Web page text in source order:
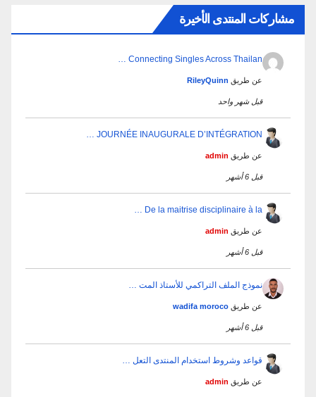
مشاركات المنتدى الأخيرة
Connecting Singles Across Thailan …
عن طريق RileyQuinn
قبل شهر واحد
JOURNÉE INAUGURALE D’INTÉGRATION …
عن طريق admin
قبل 6 أشهر
De la maitrise disciplinaire à la …
عن طريق admin
قبل 6 أشهر
نموذج الملف التراكمي للأستاذ المت …
عن طريق wadifa moroco
قبل 6 أشهر
قواعد وشروط استخدام المنتدى التعل …
عن طريق admin